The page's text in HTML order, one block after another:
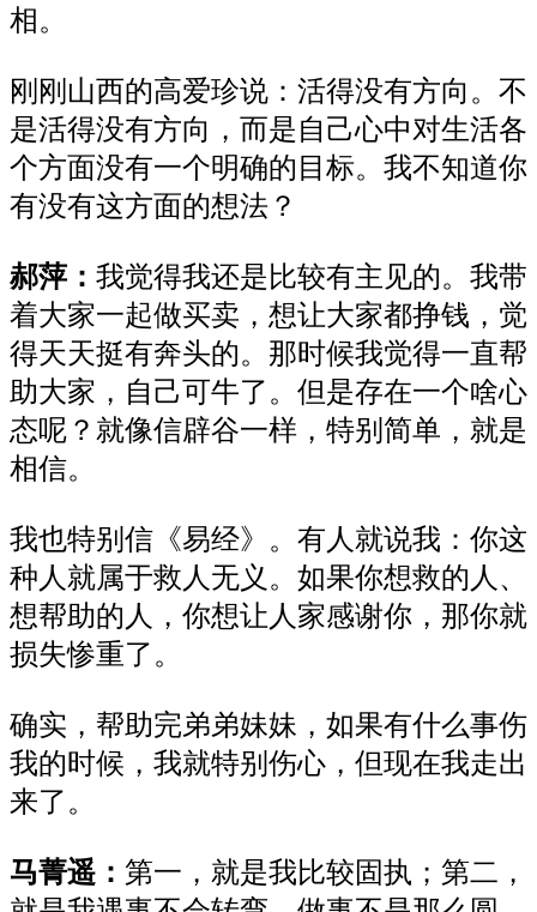
相。
刚刚山西的高爱珍说：活得没有方向。不
是活得没有方向，而是自己心中对生活各
个方面没有一个明确的目标。我不知道你
有没有这方面的想法？
郝萍： 我觉得我还是比较有主见的。我带
着大家一起做买卖，想让大家都挣钱，觉
得天天挺有奔头的。那时候我觉得一直帮
助大家，自己可牛了。但是存在一个啥心
态呢？就像信辟谷一样，特别简单，就是
相信。
我也特别信《易经》。有人就说我：你这
种人就属于救人无义。如果你想救的人、
想帮助的人，你想让人家感谢你，那你就
损失惨重了。
确实，帮助完弟弟妹妹，如果有什么事伤
我的时候，我就特别伤心，但现在我走出
来了。
马菁遥： 第一，就是我比较固执；第二，